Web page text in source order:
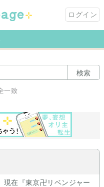
ログイン
検索
一致
現在『東京卍リベンジャー